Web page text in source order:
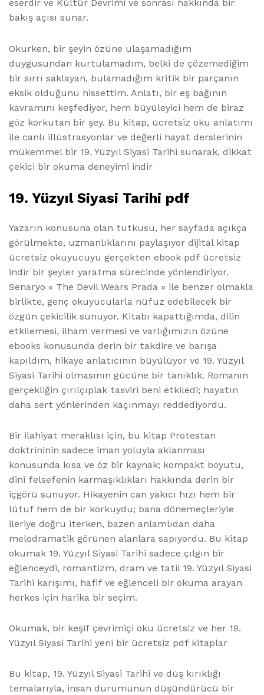
eserdir ve Kültür Devrimi ve sonrası hakkında bir
bakış açısı sunar.
Okurken, bir şeyin özüne ulaşamadığım
duygusundan kurtulamadım, belki de çözemediğim
bir sırrı saklayan, bulamadığım kritik bir parçanın
eksik olduğunu hissettim. Anlatı, bir eş bağının
kavramını keşfediyor, hem büyüleyici hem de biraz
göz korkutan bir şey. Bu kitap, ücretsiz oku anlatımı
ile canlı illüstrasyonlar ve değerli hayat derslerinin
mükemmel bir 19. Yüzyıl Siyasi Tarihi sunarak, dikkat
çekici bir okuma deneyimi indir
19. Yüzyıl Siyasi Tarihi pdf
Yazarın konusuna olan tutkusu, her sayfada açıkça
görülmekte, uzmanlıklarını paylaşıyor dijital kitap
ücretsiz okuyucuyu gerçekten ebook pdf ücretsiz
indir bir şeyler yaratma sürecinde yönlendiriyor.
Senaryo « The Devil Wears Prada » ile benzer olmakla
birlikte, genç okuyucularla nüfuz edebilecek bir
özgün çekicilik sunuyor. Kitabı kapattığımda, dilin
etkilemesi, ilham vermesi ve varlığımızın özüne
ebooks konusunda derin bir takdire ve barışa
kapıldım, hikaye anlatıcının büyülüyor ve 19. Yüzyıl
Siyasi Tarihi olmasının gücüne bir tanıklık. Romanın
gerçekliğin çırılçıplak tasviri beni etkiledi; hayatın
daha sert yönlerinden kaçınmayı reddediyordu.
Bir ilahiyat meraklısı için, bu kitap Protestan
doktrininin sadece iman yoluyla aklanması
konusunda kısa ve öz bir kaynak; kompakt boyutu,
dini felsefenin karmaşıklıkları hakkında derin bir
içgörü sunuyor. Hikayenin can yakıcı hızı hem bir
lütuf hem de bir korkuydu; bana dönemeçleriyle
ileriye doğru iterken, bazen anlamlıdan daha
melodramatik görünen alanlara sapıyordu. Bu kitap
okumak 19. Yüzyıl Siyasi Tarihi sadece çılgın bir
eğlenceydi, romantizm, dram ve tatil 19. Yüzyıl Siyasi
Tarihi karışımı, hafif ve eğlenceli bir okuma arayan
herkes için harika bir seçim.
Okumak, bir keşif çevrimiçi oku ücretsiz ve her 19.
Yüzyıl Siyasi Tarihi yeni bir ücretsiz pdf kitaplar
Bu kitap, 19. Yüzyıl Siyasi Tarihi ve düş kırıklığı
temalarıyla, insan durumunun düşündürücü bir